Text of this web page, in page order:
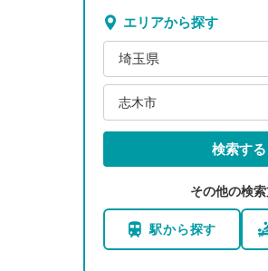
エリアから探す
埼玉県
志木市
検索する
その他の検
駅から探す